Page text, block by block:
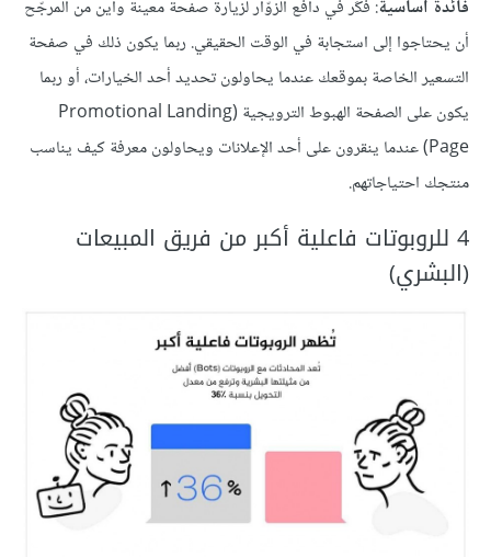
فائدة أساسية: فكِّر في دافع الزوّار لزيارة صفحة معينة وأين من المرجّح
أن يحتاجوا إلى استجابة في الوقت الحقيقي. ربما يكون ذلك في صفحة
التسعير الخاصة بموقعك عندما يحاولون تحديد أحد الخيارات، أو ربما
يكون على الصفحة الهبوط الترويجية (Promotional Landing
Page) عندما ينقرون على أحد الإعلانات ويحاولون معرفة كيف يناسب
منتجك احتياجاتهم.
4 للروبوتات فاعلية أكبر من فريق المبيعات
(البشري)